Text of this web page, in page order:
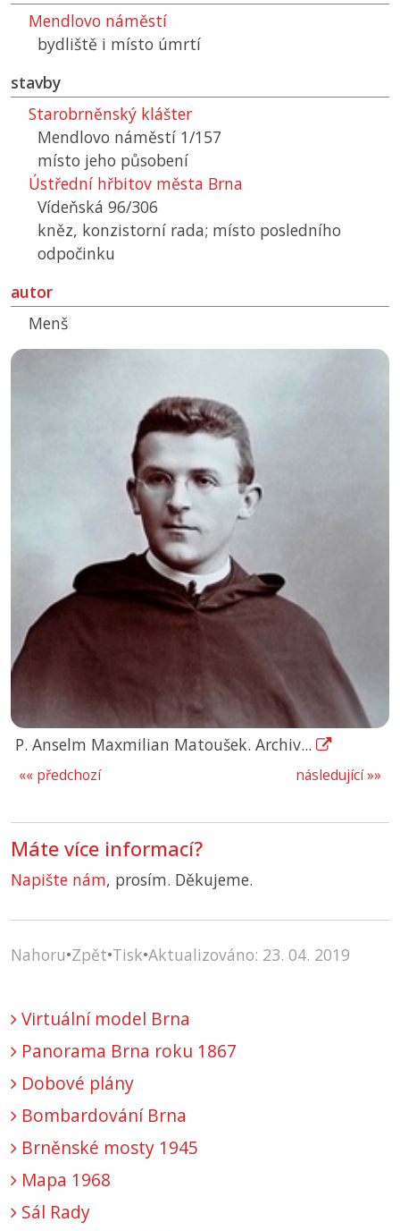
Mendlovo náměstí
bydliště i místo úmrtí
stavby
Starobrněnský klášter
Mendlovo náměstí 1/157
místo jeho působení
Ústřední hřbitov města Brna
Vídeňská 96/306
kněz, konzistorní rada; místo posledního
odpočinku
autor
Menš
P. Anselm Maxmilian Matoušek. Archiv...
následující »»
«« předchozí
Máte více informací?
Napište nám, prosím. Děkujeme.
Nahoru•Zpět•Tisk•Aktualizováno: 23. 04. 2019
Virtuální model Brna
Panorama Brna roku 1867
Dobové plány
Bombardování Brna
Brněnské mosty 1945
Mapa 1968
Sál Rady